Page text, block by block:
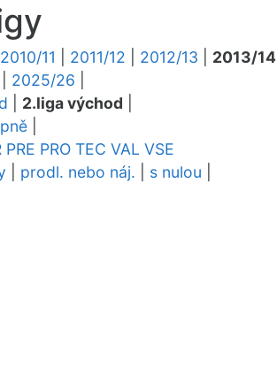
2010/11 2011/12 2012/13 2013/14
2025/26
2.liga východ
PRE PRO TEC VAL VSE
prodl. nebo náj. s nulou